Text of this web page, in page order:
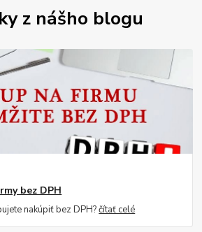
z nášho blogu
bez DPH
nakúpiť bez DPH?čítať celé